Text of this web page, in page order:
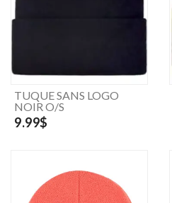
TUQUE SANS LOGO
NOIR O/S
9.99$